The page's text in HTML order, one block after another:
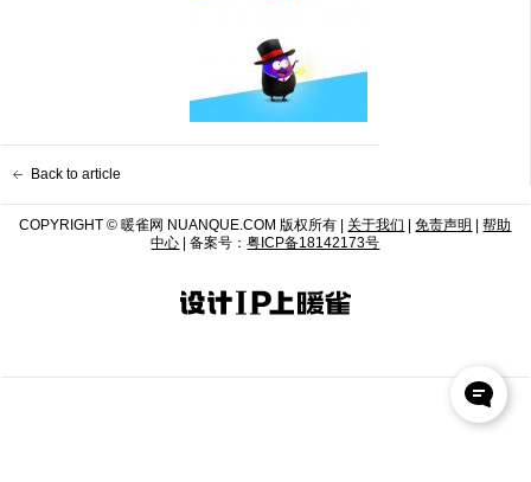
Back to article
COPYRIGHT © 暖雀网 NUANQUE.COM 版权所有 | 关于我们 |免责声明 |帮助
中心 | 备案号：粤ICP备18142173号